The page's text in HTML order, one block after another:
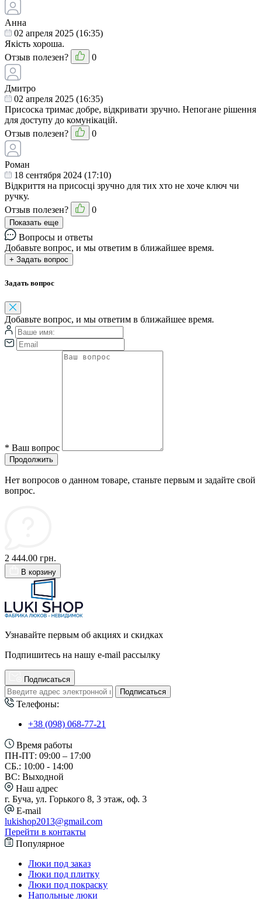
Анна
02 апреля 2025 (16:35)
Якість хороша.
Отзыв полезен?
0
Дмитро
02 апреля 2025 (16:35)
Присоска тримає добре, відкривати зручно. Непогане рішення
для доступу до комунікацій.
Отзыв полезен?
0
Роман
18 сентября 2024 (17:10)
Відкриття на присосці зручно для тих хто не хоче ключ чи
ручку.
Отзыв полезен?
0
Показать еще
Вопросы и ответы
Добавьте вопрос, и мы ответим в ближайшее время.
+ Задать вопрос
Задать вопрос
Добавьте вопрос, и мы ответим в ближайшее время.
* Ваш вопрос
Продолжить
Нет вопросов о данном товаре, станьте первым и задайте свой
вопрос.
2 444.00 грн.
В корзину
Узнавайте первым об акциях и скидках
Подпишитесь на нашу e-mail рассылку
Подписаться
Подписаться
Телефоны:
+38 (098) 068-77-21
Время работы
ПН-ПТ: 09:00 – 17:00
СБ.: 10:00 - 14:00
ВС: Выходной
Наш адрес
г. Буча, ул. Горького 8, 3 этаж, оф. 3
E-mail
lukishop2013@gmail.com
Перейти в контакты
Популярное
Люки под заказ
Люки под плитку
Люки под покраску
Напольные люки